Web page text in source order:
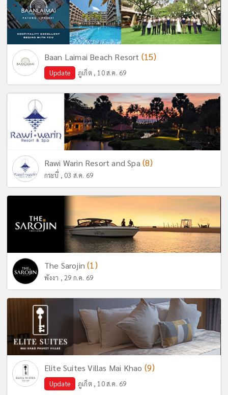
Baan Laimai Beach Resort (15)
Update ภูเก็ต , 10 ส.ค. 69
Rawi Warin Resort and Spa (8)
กระบี่ , 03 ส.ค. 69
The Sarojin(1)
พังงา , 29 ก.ค. 69
Elite Suites Villas Mai Khao (9)
Update ภูเก็ต , 10 ส.ค. 69